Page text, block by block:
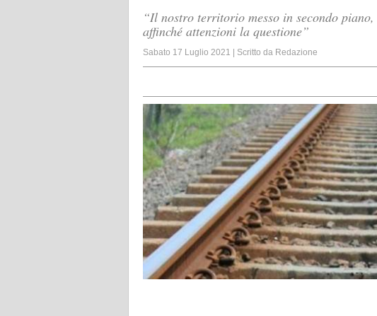
“Il nostro territorio messo in secondo
affinché attenzioni la questione”
Sabato 17 Luglio 2021 | Scritto da Redazione